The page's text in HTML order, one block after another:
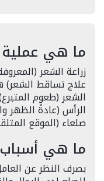
ما هي عملية
زراعة الشعر
علاج تساقط الشعر)
الشعر (طعوم
الرأس (عادةً الظهر
صلعاء (الموقع
ما هي
بصرف النظر عن